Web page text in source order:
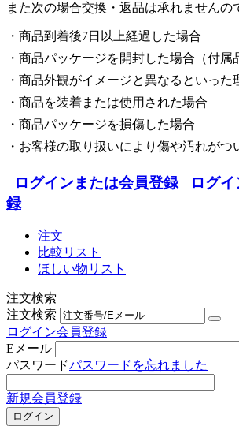
また次の場合交換・返品は承れませんの
・商品到着後7日以上経過した場合
・商品パッケージを開封した場合（付属
・商品外観がイメージと異なるといった
・商品を装着または使用された場合
・商品パッケージを損傷した場合
・お客様の取り扱いにより傷や汚れがつ
ログインまたは会員登録
ログ
録
注文
比較リスト
ほしい物リスト
注文検索
注文検索
ログイン会員登録
Eメール
パスワードパスワードを忘れました
新規会員登録
ログイン